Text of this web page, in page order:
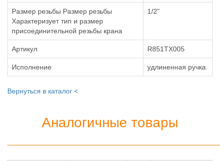
Размер резьбы Размер резьбы
Характеризует тип и размер
присоединительной резьбы крана
1/2"
Артикул R851TX005
Исполнение удлиненная ручка
Вернуться в каталог <
Аналогичные товары